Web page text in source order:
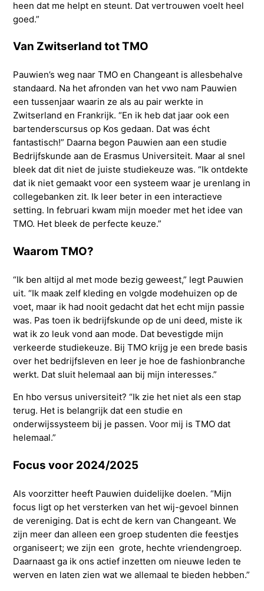
heen dat me helpt en steunt. Dat vertrouwen voelt heel
goed.”
Van Zwitserland tot TMO
Pauwien’s weg naar TMO en Changeant is allesbehalve
standaard. Na het afronden van het vwo nam Pauwien
een tussenjaar waarin ze als au pair werkte in
Zwitserland en Frankrijk. “En ik heb dat jaar ook een
bartenderscursus op Kos gedaan. Dat was écht
fantastisch!” Daarna begon Pauwien aan een studie
Bedrijfskunde aan de Erasmus Universiteit. Maar al snel
bleek dat dit niet de juiste studiekeuze was. “Ik ontdekte
dat ik niet gemaakt voor een systeem waar je urenlang in
collegebanken zit. Ik leer beter in een interactieve
setting. In februari kwam mijn moeder met het idee van
TMO. Het bleek de perfecte keuze.”
Waarom TMO?
“Ik ben altijd al met mode bezig geweest,” legt Pauwien
uit. “Ik maak zelf kleding en volgde modehuizen op de
voet, maar ik had nooit gedacht dat het echt mijn passie
was. Pas toen ik bedrijfskunde op de uni deed, miste ik
wat ik zo leuk vond aan mode. Dat bevestigde mijn
verkeerde studiekeuze. Bij TMO krijg je een brede basis
over het bedrijfsleven en leer je hoe de fashionbranche
werkt. Dat sluit helemaal aan bij mijn interesses.”
En hbo versus universiteit? “Ik zie het niet als een stap
terug. Het is belangrijk dat een studie en
onderwijssysteem bij je passen. Voor mij is TMO dat
helemaal.”
Focus voor 2024/2025
Als voorzitter heeft Pauwien duidelijke doelen. “Mijn
focus ligt op het versterken van het wij-gevoel binnen
de vereniging. Dat is echt de kern van Changeant. We
zijn meer dan alleen een groep studenten die feestjes
organiseert; we zijn een grote, hechte vriendengroep.
Daarnaast ga ik ons actief inzetten om nieuwe leden te
werven en laten zien wat we allemaal te bieden hebben.”